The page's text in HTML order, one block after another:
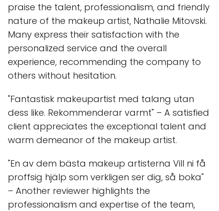
praise the talent, professionalism, and friendly
nature of the makeup artist, Nathalie Mitovski.
Many express their satisfaction with the
personalized service and the overall
experience, recommending the company to
others without hesitation.
"Fantastisk makeupartist med talang utan
dess like. Rekommenderar varmt" – A satisfied
client appreciates the exceptional talent and
warm demeanor of the makeup artist.
"En av dem bästa makeup artisterna Vill ni få
proffsig hjälp som verkligen ser dig, så boka"
– Another reviewer highlights the
professionalism and expertise of the team,